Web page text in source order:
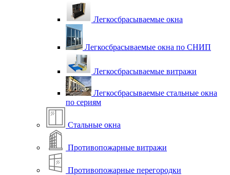
Легкосбрасываемые окна
Легкосбрасываемые окна по СНИП
Легкосбрасываемые витражи
Легкосбрасываемые стальные окна
по сериям
Стальные окна
Противопожарные витражи
Противопожарные перегородки